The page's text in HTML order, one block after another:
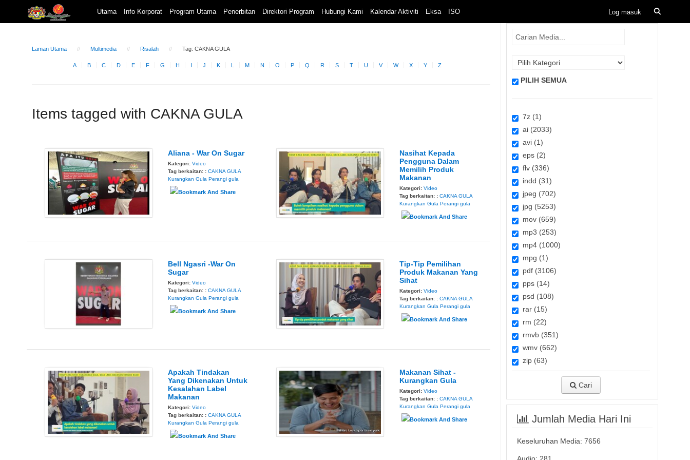
Utama Info Korporat Program Utama Penerbitan Direktori Program Hubungi Kami Kalendar Aktiviti Eksa ISO
Laman Utama Multimedia Risalah Tag: CAKNA GULA
A B C D E F G H I J K L M N O P Q R S T U V W X Y Z
Items tagged with CAKNA GULA
Aliana - War On Sugar
Kategori: Video
Tag berkaitan: : CAKNA GULA
Kurangkan Gula Perangi gula
Nasihat Kepada
Pengguna Dalam
Memilih Produk
Makanan
Kategori:Video
Tag berkaitan: :CAKNA GULA
Kurangkan Gula Perangi gula
Bell Ngasri -War On
Sugar
Kategori: Video
Tag berkaitan: : CAKNA GULA
Kurangkan Gula Perangi gula
Tip-Tip Pemilihan
Produk Makanan Yang
Sihat
Kategori:Video
Tag berkaitan: :CAKNA GULA
Kurangkan Gula Perangi gula
Apakah Tindakan
Yang Dikenakan Untuk
Kesalahan Label
Makanan
Kategori: Video
Tag berkaitan: : CAKNA GULA
Kurangkan Gula Perangi gula
Makanan Sihat -
Kurangkan Gula
Kategori:Video
Tag berkaitan: :CAKNA GULA
Kurangkan Gula Perangi gula
PILIH SEMUA
7z (1)
ai (2033)
avi (1)
eps (2)
flv (336)
indd (31)
jpeg (702)
jpg (5253)
mov (659)
mp3 (253)
mp4 (1000)
mpg (1)
pdf (3106)
pps (14)
psd (108)
rar (15)
rm (22)
rmvb (351)
wmv (662)
zip (63)
Cari
Jumlah Media Hari Ini
Keseluruhan Media: 7656